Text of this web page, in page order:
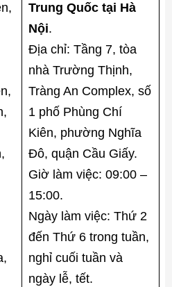
Trung Quốc tại Hà
Nội.
Địa chỉ: Tầng 7, tòa
nhà Trường Thịnh,
Tràng An Complex, số
1 phố Phùng Chí
Kiên, phường Nghĩa
Đô, quận Cầu Giấy.
Giờ làm việc: 09:00 –
15:00.
Ngày làm việc: Thứ 2
đến Thứ 6 trong tuần,
nghỉ cuối tuần và
ngày lễ, tết.